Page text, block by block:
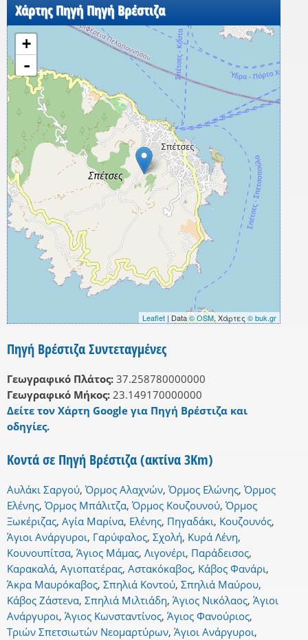
Χάρτης Πηγή Πηγή Βρέστιζα
+
-
Leaflet | Data© OSM, Χάρτες © buk.gr
Πηγή Βρέστιζα Συντεταγμένες
Γεωγραφικό Πλάτος: 37.258780000000
Γεωγραφικό Μήκος: 23.149170000000
Δείτε τον Χάρτη Google για Πηγή Βρέστιζα και
οδηγίες.
Κοντά σε Πηγή Βρέστιζα (ακτίνα 3Km)
Αυλάκι Σαργού,Όρμος Αλαχνών,Όρμος Ελώνης,Όρμος
Ελένης,Όρμος Μπάλιτζα,Όρμος Κουζουνού,Όρμος
Ξωκέριζας, Αγία Μαρίνα, Ελένης, Πηγαδάκι, Κουζουνός,
Άγιοι Ανάργυροι, Γαρύφαλος, Σχολή, Κυρά Λένη,
Κουνουπίτσα, Άγιος Μάμας, Λιγονέρι, Παράδεισος,
Καρακαλά, Αγιοπατέρας, Αστακόκαβος, Κάβος Φανάρι,
Άκρα Μαυρόκαβος, Σπηλιά Κοντού, Σπηλιά Μαύρου,
Κάβος Ζάστενα, Σπηλιά Μιλτιάδη, Άγιος Νικόλαος, Άγιοι
Ανάργυροι, Άγιος Κωνσταντίνος, Άγιος Φανούριος,
Τριών Σπετσιωτών Νεομαρτύρων, Άγιοι Ανάργυροι,